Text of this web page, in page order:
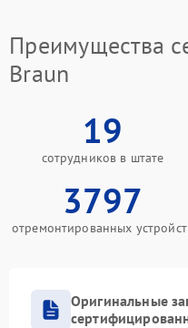
Преимущества
Braun
19
сотрудников в штате
3797
отремонтированных
Оригинальные